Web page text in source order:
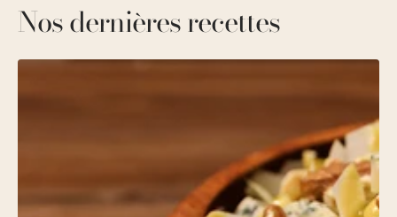
Nos dernières recettes